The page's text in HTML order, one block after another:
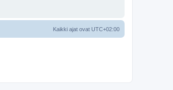
Kaikki ajat ovat UTC+02:00